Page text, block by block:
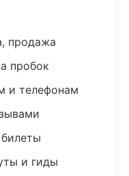
продажа
пробок
и телефонам
и гиды